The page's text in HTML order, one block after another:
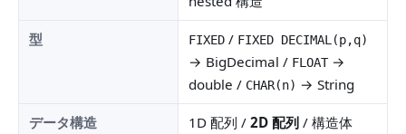
型 FIXED / FIXED DECIMAL(p,q)
→ BigDecimal / FLOAT→
double / CHAR(n) → String
データ構造 1D 配列 /2D 配列 / 構造体